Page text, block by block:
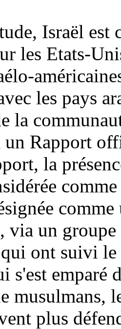
Israël est
les Etats-
les pays
la
un Rapport
la
via un
ont suivi
s'est
musulmans,
plus